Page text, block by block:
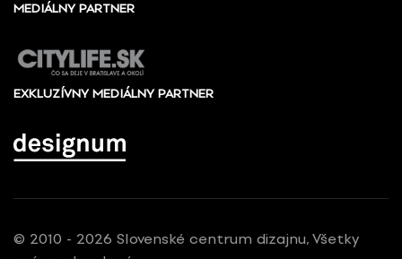
MEDIÁLNY PARTNER
EXKLUZÍVNY MEDIÁLNY PARTNER
© 2010 - 2026 Slovenské centrum dizajnu, Všetky